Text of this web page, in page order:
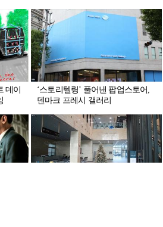
데이
‘스토리텔링’ 풀어낸 팝업스토어,
덴마크 프레시 갤러리